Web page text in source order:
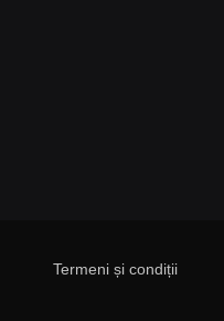
Termeni și condiții